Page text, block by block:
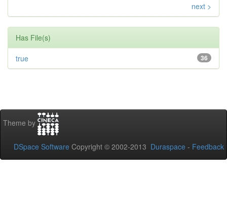
next >
Has File(s)
36
true
Theme by
DSpace Software Copyright © 2002-2013 Duraspace - Feedback